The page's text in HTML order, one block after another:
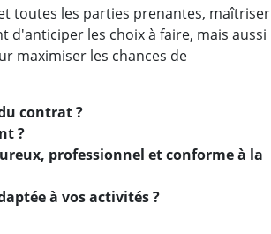
toutes les parties prenantes, maîtriser
d'anticiper les choix à faire, mais aussi
maximiser les chances de
contrat ?
?
professionnel et conforme à la
à vos activités ?